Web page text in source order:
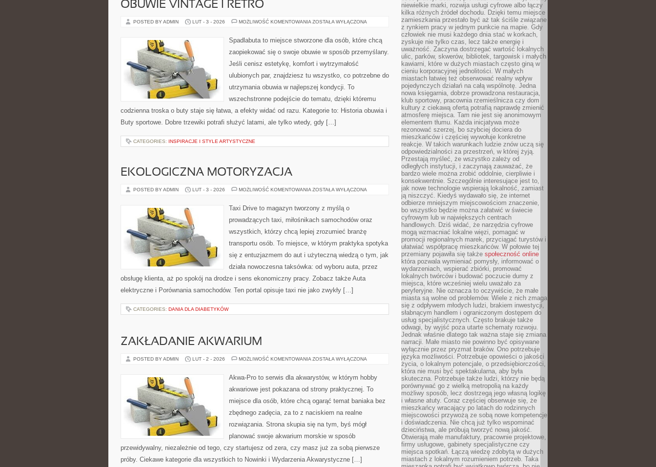
OBUWIE VINTAGE I RETRO
POSTED BY ADMIN LUT - 3 - 2026 MOŻLIWOŚĆ KOMENTOWANIA OBUWIE
RETRO
ZOSTAŁA WYŁĄCZONA
Spadlabuta to miejsce stworzone dla osób, które chcą
zaopiekować się o swoje obuwie w sposób przemyślany.
Jeśli cenisz estetykę, komfort i wytrzymałość
ulubionych par, znajdziesz tu wszystko, co potrzebne do
utrzymania obuwia w najlepszej kondycji. To
wszechstronne podejście do tematu, dzięki któremu
codzienna troska o buty staje się łatwa, a efekty widać od razu. Kategorie to: Historia obuwia i
Buty sportowe. Dobre trzewiki potrafi służyć latami, ale tylko wtedy, gdy […]
CATEGORIES: INSPIRACJE I STYLE ARTYSTYCZNE
EKOLOGICZNA MOTORYZACJA
POSTED BY ADMIN LUT - 3 - 2026 MOŻLIWOŚĆ KOMENTOWANIA EKOLOGICZNA
ZOSTAŁA WYŁĄCZONA
Taxi Drive to magazyn tworzony z myślą o
prowadzących taxi, miłośnikach samochodów oraz
wszystkich, którzy chcą lepiej zrozumieć branżę
transportu osób. To miejsce, w którym praktyka spotyka
się z entuzjazmem do aut i użyteczną wiedzą o tym, jak
działa nowoczesna taksówka: od wyboru auta, przez
obsługę klienta, aż po spokój na drodze i sens ekonomiczny pracy. Zobacz także Auta
elektryczne i Porównania samochodów. Ten portal opisuje taxi nie jako zwykły […]
CATEGORIES: DANIA DLA DIABETYKÓW
ZAKŁADANIE AKWARIUM
POSTED BY ADMIN LUT - 2 - 2026 MOŻLIWOŚĆ KOMENTOWANIA ZAKŁADANIE
ZOSTAŁA WYŁĄCZONA
Akwa-Pro to serwis dla akwarystów, w którym hobby
akwariowe jest pokazana od strony praktycznej. To
miejsce dla osób, które chcą ogarąć temat baniaka bez
zbędnego zadęcia, za to z naciskiem na realne
rozwiązania. Strona skupia się na tym, byś mógł
planować swoje akwarium morskie w sposób
przewidywalny, niezależnie od tego, czy startujesz od zera, czy masz już za sobą pierwsze
próby. Ciekawe kategorie dla wszystkich to Nowinki i Wydarzenia Akwarystyczne […]
niewielkie marki, rozwija usługi cyfrowe albo łączy
kilka różnych źródeł dochodu. Dzięki temu miejsce
zamieszkania przestało być aż tak ściśle związane
z rynkiem pracy w jednym punkcie na mapie. Gdy
człowiek nie musi każdego dnia stać w korkach,
zyskuje nie tylko czas, lecz także energię i
uważność. Zaczyna dostrzegać wartość lokalnych
ulic, parków, skwerów, bibliotek, targowisk i małych
kawiarni, które w dużych miastach często giną w
cieniu korporacyjnej jednolitości. W małych
miastach łatwiej też obserwować realny wpływ
pojedynczych działań na całą wspólnotę. Jedna
nowa księgarnia, dobrze prowadzona restauracja,
klub sportowy, pracownia rzemieślnicza czy dom
kultury z ciekawą ofertą potrafią naprawdę zmienić
atmosferę miejsca. Tam nie jest się anonimowym
elementem tłumu. Każda inicjatywa może
rezonować szerzej, bo szybciej dociera do
mieszkańców i częściej wywołuje konkretne
reakcje. W takich warunkach ludzie znów uczą się
odpowiedzialności za przestrzeń, w której żyją.
Przestają myśleć, że wszystko zależy od
odległych instytucji, i zaczynają zauważać, że
bardzo wiele można zrobić oddolnie, cierpliwie i
konsekwentnie. Szczególnie interesujące jest to,
jak nowe technologie wspierają lokalność, zamiast
ją niszczyć. Kiedyś wydawało się, że internet
odbierze mniejszym miejscowościom znaczenie,
bo wszystko będzie można załatwić w świecie
cyfrowym lub w największych centrach
handlowych. Dziś widać, że narzędzia cyfrowe
mogą wzmacniać lokalne więzi, pomagać w
promocji regionalnych marek, przyciągać turystów i
ułatwiać współpracę mieszkańców. W połowie tej
przemiany pojawiła się także społeczność online
która pozwala wymieniać pomysły, informować o
wydarzeniach, wspierać zbiórki, promować
lokalnych twórców i budować poczucie dumy z
miejsca, które wcześniej wielu uważało za
peryferyjne. Nie oznacza to oczywiście, że małe
miasta są wolne od problemów. Wiele z nich zmaga
się z odpływem młodych ludzi, brakiem inwestycji,
słabnącym handlem i ograniczonym dostępem do
usług specjalistycznych. Często brakuje także
odwagi, by wyjść poza utarte schematy rozwoju.
Jednak właśnie dlatego tak ważna staje się zmiana
narracji. Małe miasto nie powinno być opisywane
wyłącznie przez pryzmat braków. Ono potrzebuje
języka możliwości. Potrzebuje opowieści o jakości
życia, o lokalnym potencjale, o przedsiębiorczości,
która nie musi być spektakularna, aby była
skuteczna. Potrzebuje także ludzi, którzy nie będą
porównywać go z wielką metropolią na każdy
możliwy sposób, lecz dostrzegą jego własną logikę
i własne atuty. Coraz częściej obserwuje się, że
mieszkańcy wracający po latach do rodzinnych
miejscowości przywożą ze sobą nowe kompetencje
i doświadczenia. Nie chcą już tylko wspominać
dzieciństwa, ale próbują tworzyć nową jakość.
Otwierają małe manufaktury, pracownie projektowe,
firmy usługowe, gabinety specjalistyczne czy
miejsca spotkań. Łączą wiedzę zdobytą w dużych
miastach z lokalnym rozumieniem potrzeb. Taka